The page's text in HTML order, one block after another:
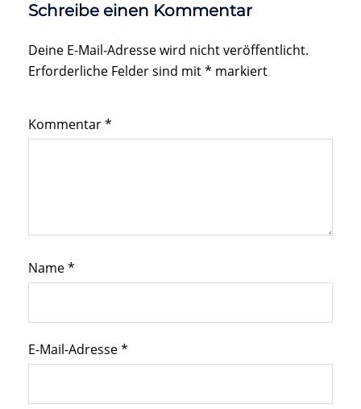
Schreibe einen Kommentar
Deine E-Mail-Adresse wird nicht veröffentlicht.
Erforderliche Felder sind mit* markiert
Kommentar*
Name*
E-Mail-Adresse*